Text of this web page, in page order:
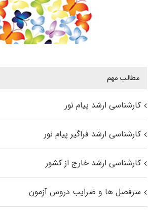
مطالب مهم
کارشناسی ارشد پیام نور
کارشناسی ارشد فراگیر پیام نور
کارشناسی ارشد خارج از کشور
سرفصل ها و ضرایب دروس آزمون